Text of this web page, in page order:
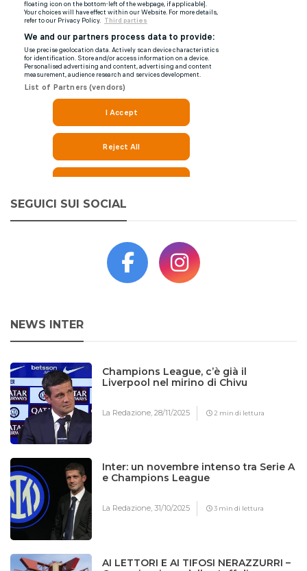
SEGUICI SUI SOCIAL
NEWS INTER
Champions League, c’è già il
Liverpool nel mirino di Chivu
La Redazione,28/11/2025 2 min di lettura
Inter: un novembre intenso tra Serie A
e Champions League
La Redazione,31/10/2025 3 min di lettura
AI LETTORI E AI TIFOSI NERAZZURRI –